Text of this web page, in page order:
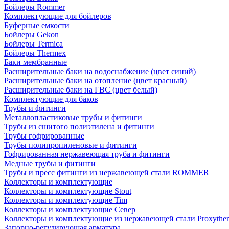
Бойлеры Rommer
Комплектующие для бойлеров
Буферные емкости
Бойлеры Gekon
Бойлеры Termica
Бойлеры Thermex
Баки мембранные
Расширительные баки на водоснабжение (цвет синий)
Расширительные баки на отопление (цвет красный)
Расширительные баки на ГВС (цвет белый)
Комплектующие для баков
Трубы и фитинги
Металлопластиковые трубы и фитинги
Трубы из сшитого полиэтилена и фитинги
Трубы гофрированные
Трубы полипропиленовые и фитинги
Гофрированная нержавеющая труба и фитинги
Медные трубы и фитинги
Трубы и пресс фитинги из нержавеющей стали ROMMER
Коллекторы и комплектующие
Коллекторы и комплектующие Stout
Коллекторы и комплектующие Tim
Коллекторы и комплектующие Север
Коллекторы и комплектующие из нержавеющей стали